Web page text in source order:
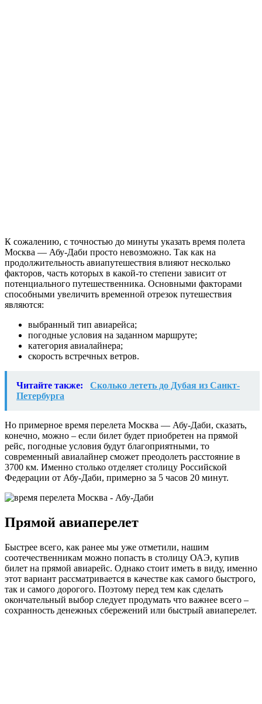
К сожалению, с точностью до минуты указать время полета
Москва — Абу-Даби просто невозможно. Так как на
продолжительность авиапутешествия влияют несколько
факторов, часть которых в какой-то степени зависит от
потенциального путешественника. Основными факторами
способными увеличить временной отрезок путешествия
являются:
выбранный тип авиарейса;
погодные условия на заданном маршруте;
категория авиалайнера;
скорость встречных ветров.
Читайте также:
Сколько лететь до Дубая из Санкт-
Петербурга
Но примерное время перелета Москва — Абу-Даби, сказать,
конечно, можно – если билет будет приобретен на прямой
рейс, погодные условия будут благоприятными, то
современный авиалайнер сможет преодолеть расстояние в
3700 км. Именно столько отделяет столицу Российской
Федерации от Абу-Даби, примерно за 5 часов 20 минут.
Прямой авиаперелет
Быстрее всего, как ранее мы уже отметили, нашим
соотечественникам можно попасть в столицу ОАЭ, купив
билет на прямой авиарейс. Однако стоит иметь в виду, именно
этот вариант рассматривается в качестве как самого быстрого,
так и самого дорогого. Поэтому перед тем как сделать
окончательный выбор следует продумать что важнее всего –
сохранность денежных сбережений или быстрый авиаперелет.